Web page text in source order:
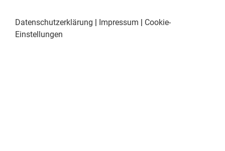
Datenschutzerklärung | Impressum | Cookie-
Einstellungen